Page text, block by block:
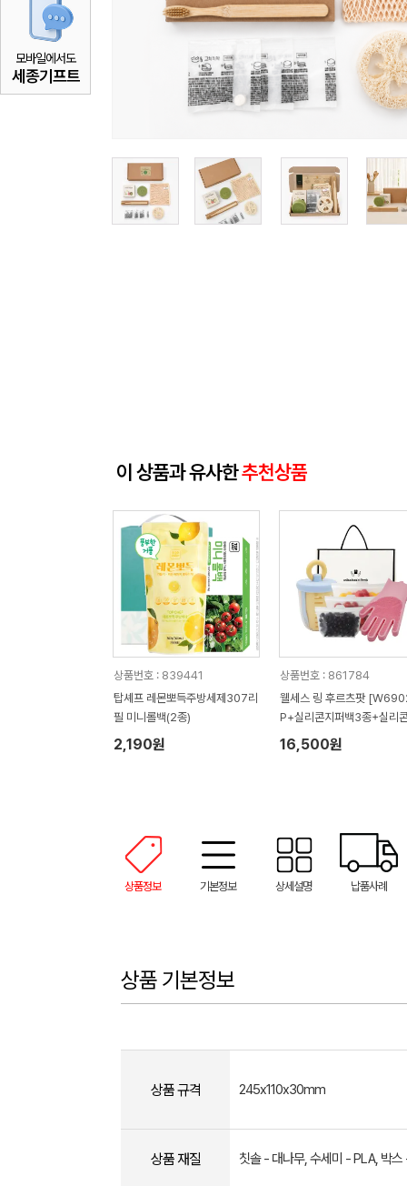
모바일에서도
세종기프트
이 상품과 유사한추천상품
상품번호 : 839441
탑셰프 레몬뽀득주방세제307리
필 미니롤백(2종)
2,190원
상품번호 : 861784
웰세스 링 후르츠팟
P+실리콘지퍼백3종+실리
러시 설거지 수세미 일체형
장갑 1P 세트
16,500원
상품정보 기본정보 상세설명 납품사례
상품 기본정보
상품 규격 245x110x30mm
상품 재질 칫솔 - 대나무, 수세미 - PLA, 박스